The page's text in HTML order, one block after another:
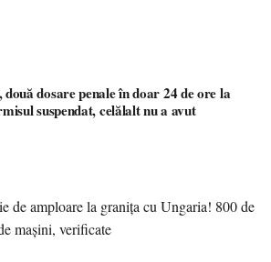
dosare penale în doar 24 de ore la
suspendat, celălalt nu a avut